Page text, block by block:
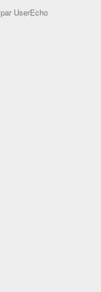
par UserEcho